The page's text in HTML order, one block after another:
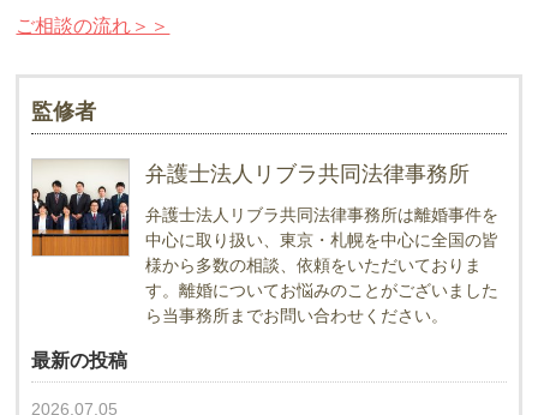
ご相談の流れ＞＞
監修者
弁護士法人リブラ共同法律事務所
弁護士法人リブラ共同法律事務所は離婚事件を
中心に取り扱い、東京・札幌を中心に全国の皆
様から多数の相談、依頼をいただいておりま
す。離婚についてお悩みのことがございました
ら当事務所までお問い合わせください。
最新の投稿
2026.07.05